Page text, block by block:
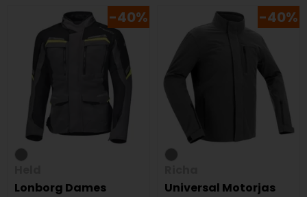
-40%
Lonborg Dames
-40%
Universal Motorjas